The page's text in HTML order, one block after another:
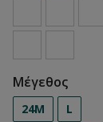
Μέγεθος
24Μ
L